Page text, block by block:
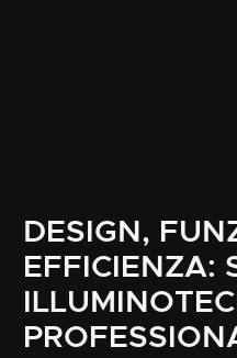
DESIGN,
EFFICIENZA: